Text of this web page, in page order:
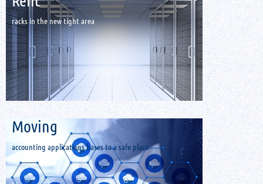
racks in the new tight area
Мoving
accounting applications bases to a safe place